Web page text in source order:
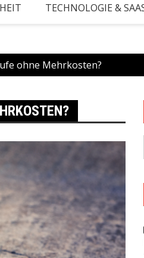
TECHNOLOGIE &
ohne Mehrkosten?